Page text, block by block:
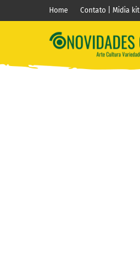
Home Contato | Midia kit